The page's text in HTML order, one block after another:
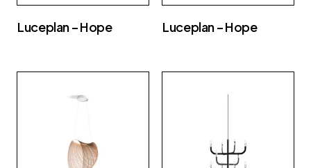
Luceplan – Hope Luceplan – Hope